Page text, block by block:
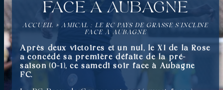
face à Aubagne
ACCUEIL »AMICAL : LE RC PAYS DE GRASSE S’INCLINE
FACE À AUBAGNE
Après deux victoires et un nul, le XI de la Rose
a concédé sa première défaite de la pré-
saison (0-1), ce samedi soir face à Aubagne
FC.